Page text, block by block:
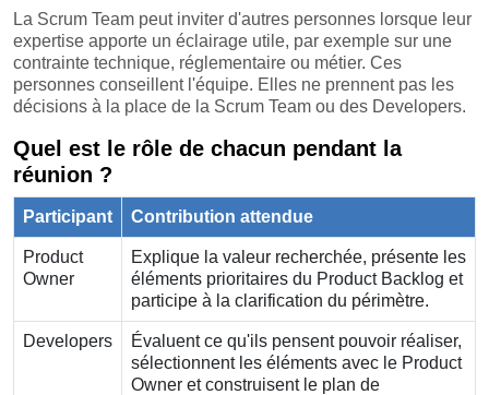
La Scrum Team peut inviter d'autres personnes lorsque leur
expertise apporte un éclairage utile, par exemple sur une
contrainte technique, réglementaire ou métier. Ces
personnes conseillent l'équipe. Elles ne prennent pas les
décisions à la place de la Scrum Team ou des Developers.
Quel est le rôle de chacun pendant la
réunion ?
Participant Contribution attendue
Product
Owner
Explique la valeur recherchée, présente les
éléments prioritaires du Product Backlog et
participe à la clarification du périmètre.
Developers
Évaluent ce qu'ils pensent pouvoir réaliser,
sélectionnent les éléments avec le Product
Owner et construisent le plan de